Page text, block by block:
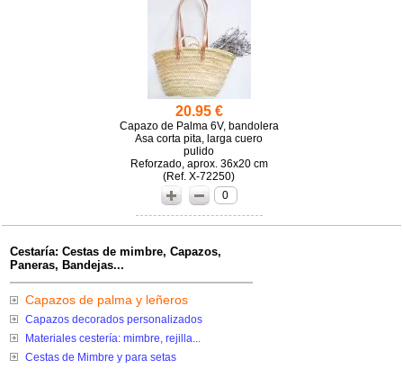
20.95 €
Capazo de Palma 6V, bandolera
Asa corta pita, larga cuero
pulido
Reforzado, aprox. 36x20 cm
(
X-72250)
0
Cestaría: Cestas de mimbre, Capazos,
Paneras, Bandejas...
Capazos de palma y leñeros
Capazos decorados personalizados
Materiales cestería: mimbre, rejilla...
Cestas de Mimbre y para setas